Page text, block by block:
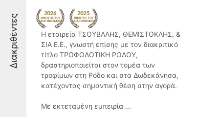
Διακριθέντες
Η εταιρεία ΤΣΟΥΒΑΛΗΣ, ΘΕΜΙΣΤΟΚΛΗΣ, &
ΣΙΑ Ε.Ε., γνωστή επίσης με τον διακριτικό
τίτλο ΤΡΟΦΟΔΟΤΙΚΗ ΡΟΔΟΥ,
δραστηριοποιείται στον τομέα των
τροφίμων στη Ρόδο και στα Δωδεκάνησα,
κατέχοντας σημαντική θέση στην αγορά.
Με εκτεταμένη εμπειρία ...